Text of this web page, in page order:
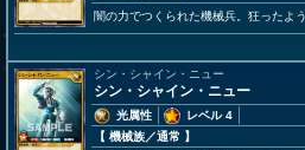
闇の力でつくられた機械兵。狂ったよ
シン・シャイン・ニュー
シン・シャイン・ニュー
光属性
レベル 4
【 機械族／通常 】